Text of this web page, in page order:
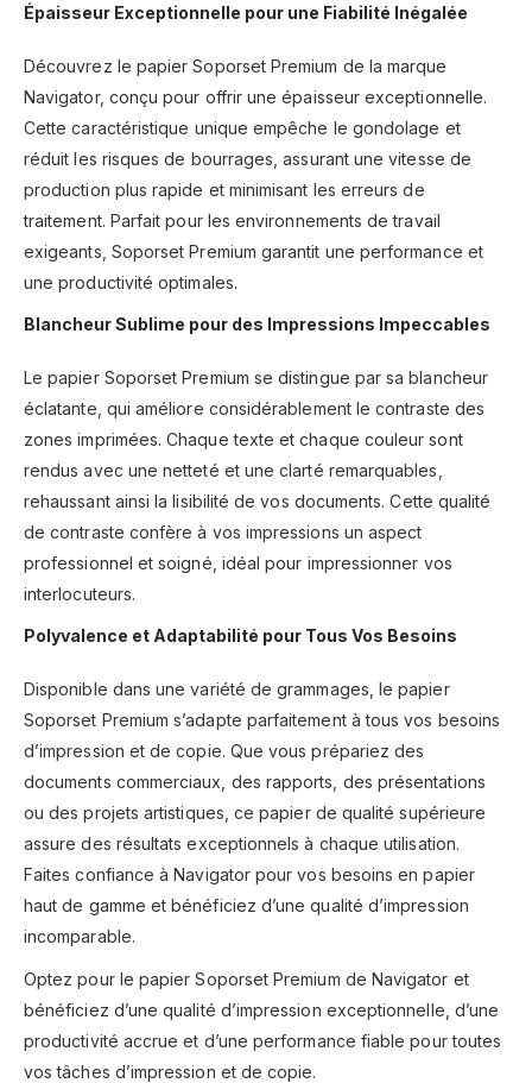
Épaisseur Exceptionnelle pour une Fiabilité Inégalée
Découvrez le papier Soporset Premium de la marque
Navigator, conçu pour offrir une épaisseur exceptionnelle.
Cette caractéristique unique empêche le gondolage et
réduit les risques de bourrages, assurant une vitesse de
production plus rapide et minimisant les erreurs de
traitement. Parfait pour les environnements de travail
exigeants, Soporset Premium garantit une performance et
une productivité optimales.
Blancheur Sublime pour des Impressions Impeccables
Le papier Soporset Premium se distingue par sa blancheur
éclatante, qui améliore considérablement le contraste des
zones imprimées. Chaque texte et chaque couleur sont
rendus avec une netteté et une clarté remarquables,
rehaussant ainsi la lisibilité de vos documents. Cette qualité
de contraste confère à vos impressions un aspect
professionnel et soigné, idéal pour impressionner vos
interlocuteurs.
Polyvalence et Adaptabilité pour Tous Vos Besoins
Disponible dans une variété de grammages, le papier
Soporset Premium s’adapte parfaitement à tous vos besoins
d’impression et de copie. Que vous prépariez des
documents commerciaux, des rapports, des présentations
ou des projets artistiques, ce papier de qualité supérieure
assure des résultats exceptionnels à chaque utilisation.
Faites confiance à Navigator pour vos besoins en papier
haut de gamme et bénéficiez d’une qualité d’impression
incomparable.
Optez pour le papier Soporset Premium de Navigator et
bénéficiez d’une qualité d’impression exceptionnelle, d’une
productivité accrue et d’une performance fiable pour toutes
vos tâches d’impression et de copie.